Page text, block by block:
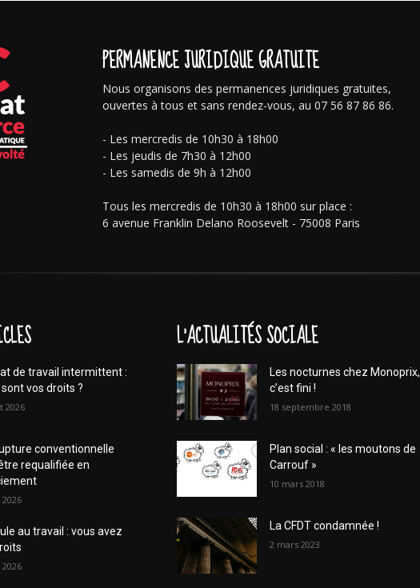
PERMANENCE JURIDIQUE GRATUITE
Nous organisons des permanences juridiques gratuites,
ouvertes à tous et sans rendez-vous, au 07 56 87 86 86.
- Les mercredis de 10h30 à 18h00
- Les jeudis de 7h30 à 12h00
- Les samedis de 9h à 12h00
Tous les mercredis de 10h30 à 18h00 sur place :
6 avenue Franklin Delano Roosevelt - 75008 Paris
de travail intermittent :
vos droits ?
2026
conventionnelle
requalifiée en
au travail : vous avez
L'ACTUALITÉS SOCIALE
Les nocturnes chez Monoprix,
c’est fini !
18 septembre 2018
Plan social : « les moutons de
Carrouf »
10 mars 2018
La CFDT condamnée !
2 mars 2023